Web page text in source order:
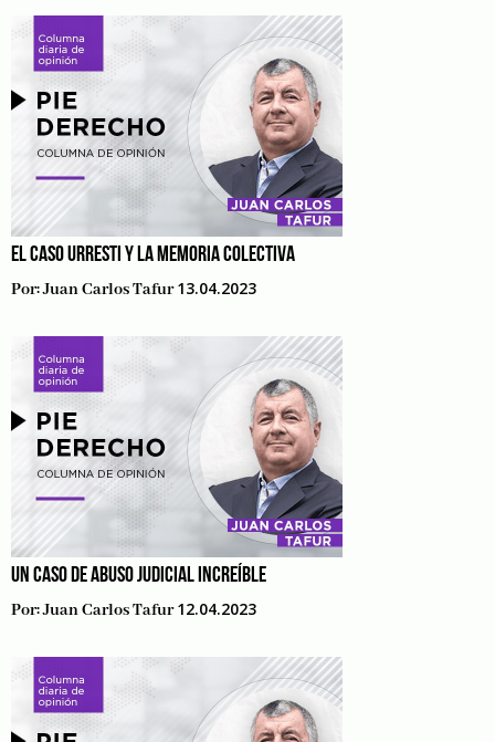
EL CASO URRESTI Y LA MEMORIA COLECTIVA
Por:Juan Carlos Tafur 13.04.2023
UN CASO DE ABUSO JUDICIAL INCREÍBLE
Por:Juan Carlos Tafur 12.04.2023